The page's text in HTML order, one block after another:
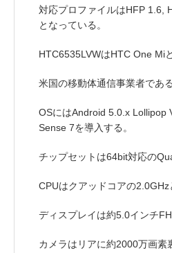
対応プロファイルはHFP 1.6,
となっている。
HTC6535LVWはHTC One Mi
米国の移動体通信事業者であ
OSにはAndroid 5.0.x Lollipop
Sense 7を導入する。
チップセットは64bit対応の
CPUはクアッドコアの
ディスプレイは約5.0インチ
カメラはリアに約2000万画